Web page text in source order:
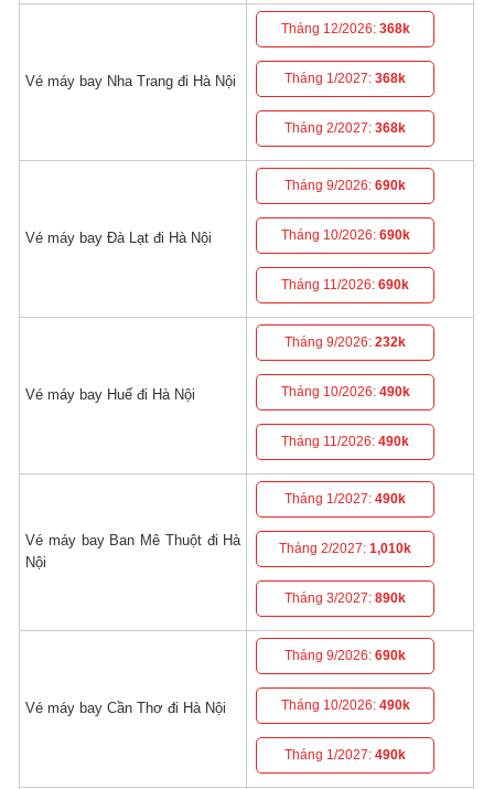
Vé máy bay Nha Trang đi Hà Nội
Tháng 12/2026: 368k
Tháng 1/2027:368k
Tháng 2/2027:368k
Vé máy bay Đà Lạt đi Hà Nội
Tháng 9/2026:690k
Tháng 10/2026: 690k
Tháng 11/2026:690k
Vé máy bay Huế đi Hà Nội
Tháng 9/2026:232k
Tháng 10/2026: 490k
Tháng 11/2026:490k
Vé máy bay Ban Mê Thuột đi Hà
Nội
Tháng 1/2027:490k
Tháng 2/2027:1,010k
Tháng 3/2027:890k
Vé máy bay Cần Thơ đi Hà Nội
Tháng 9/2026:690k
Tháng 10/2026: 490k
Tháng 1/2027:490k